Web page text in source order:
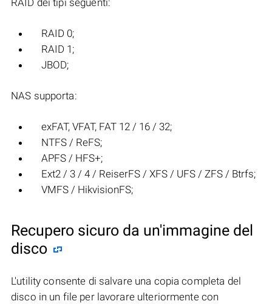
RAID dei tipi seguenti:
RAID 0;
RAID 1;
JBOD;
NAS supporta:
exFAT, VFAT, FAT 12 / 16 / 32;
NTFS / ReFS;
APFS / HFS+;
Ext2 / 3 / 4 / ReiserFS / XFS / UFS / ZFS / Btrfs;
VMFS / HikvisionFS;
Recupero sicuro da un'immagine del
disco
L'utility consente di salvare una copia completa del
disco in un file per lavorare ulteriormente con